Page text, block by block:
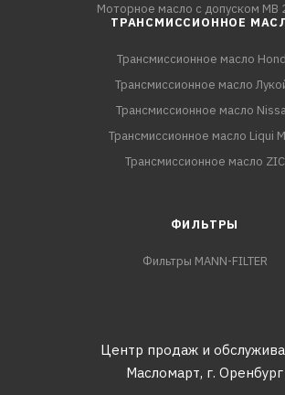
Моторное масло с допуском MB
ТРАНСМИССИОННОЕ
Трансмиссионное масло
Трансмиссионное масло
Трансмиссионное масло
Трансмиссионное масло Liqui
Трансмиссионное масло ZIC
ФИЛЬТРЫ
Фильтры MANN-FILTER
Центр продаж и
Масломарт, г. Оренбург